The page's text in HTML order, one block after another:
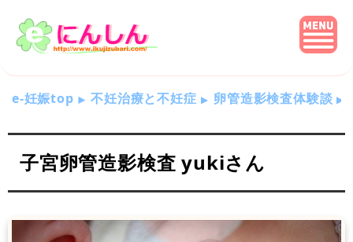
e-妊娠top 不妊治療と不妊症 卵管造影検査体験談
子宮卵管造影検査 yukiさん